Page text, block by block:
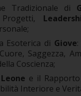
Tradizionale di
Esoterica di Giove
Saggezza,
Coscienza;
e il
Interiore e